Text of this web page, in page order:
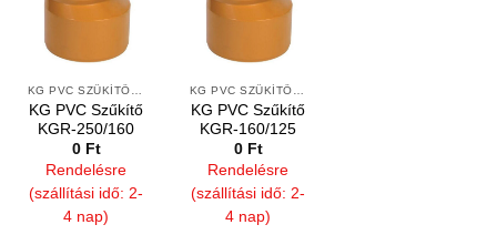
KG PVC Szűkítő
KGR-250/160
0 Ft
Rendelésre
(szállítási idő: 2-
4 nap)
KG PVC Szűkítő
KGR-160/125
0 Ft
Rendelésre
(szállítási idő: 2-
4 nap)